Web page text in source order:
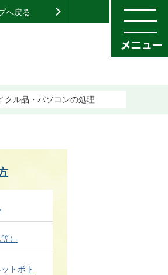
へ戻る
クル品・パソコンの処理
）
トボト